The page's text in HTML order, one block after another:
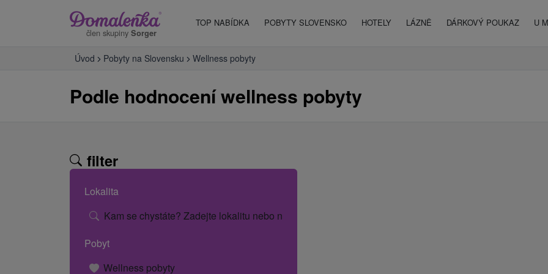
člen skupiny Sorger
TOP NABÍDKA POBYTY SLOVENSKO HOTELY LÁZNĚ DÁRKOVÝ POUKAZ U
Úvod Pobyty na Slovensku Wellness pobyty
Podle hodnocení wellness pobyty
filter
Lokalita
Kam se chystáte? Zadejte lokalitu nebo název hotelu.
Pobyt
Wellness pobyty